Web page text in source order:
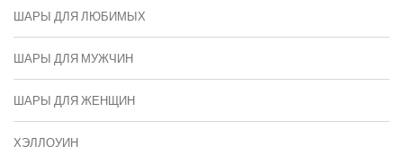
ШАРЫ ДЛЯ ЛЮБИМЫХ
ШАРЫ ДЛЯ МУЖЧИН
ШАРЫ ДЛЯ ЖЕНЩИН
ХЭЛЛОУИН